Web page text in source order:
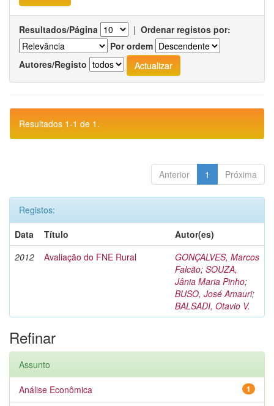
Resultados/Página | Ordenar registos por:
Por ordem
Autores/Registo
Resultados 1-1 de 1.
Anterior 1 Próxima
Registos:
Data
Título
Autor(es)
2012
Avaliação do FNE Rural
GONÇALVES, Marcos
Falcão; SOUZA,
Jânia Maria Pinho;
BUSO, José Amauri;
BALSADI, Otavio V.
Refinar
Assunto
1
Análise Econômica